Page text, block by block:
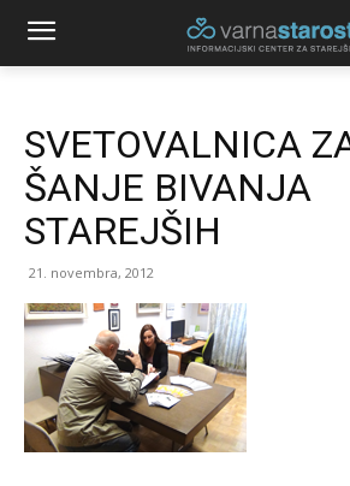
SVETOVALNICA
ŠANJE BIVANJA
STAREJŠIH
21. novembra, 2012